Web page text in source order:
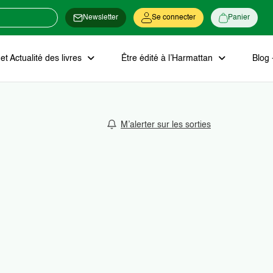
Newsletter Se connecter Panier
Actualité des livres Être édité à l’Harmattan Blog
M’alerter sur les sorties